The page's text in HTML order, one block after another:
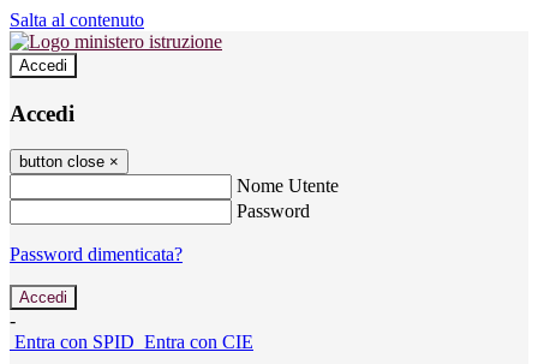
Salta al contenuto
Accedi
Accedi
button close ×
Nome Utente
Password
Password dimenticata?
-
Entra con SPID Entra con CIE